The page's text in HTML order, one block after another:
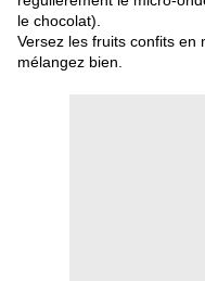
le chocolat).
Versez les fruits confits en
mélangez bien.